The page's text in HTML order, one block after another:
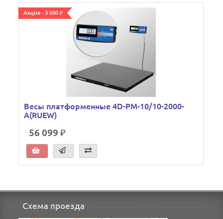
Акция - 3 000 ₽
Весы платформенные 4D-PM-10/10-2000-
A(RUEW)
56 099 ₽
Схема проезда